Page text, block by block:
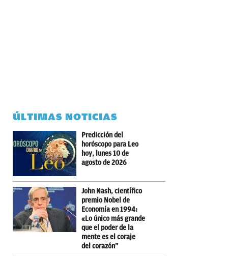
ÚLTIMAS NOTICIAS
Predicción del
horóscopo para Leo
hoy, lunes 10 de
agosto de 2026
John Nash, científico
premio Nobel de
Economía en 1994:
«Lo único más grande
que el poder de la
mente es el coraje
del corazón”